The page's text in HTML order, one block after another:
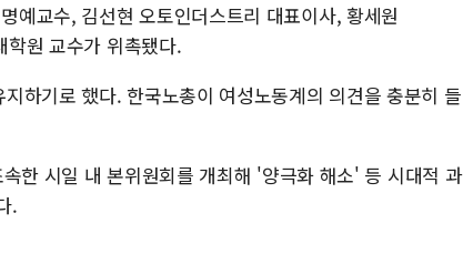
예교수, 김선현 오토인더스트리 대표이사, 황세원
원 교수가 위촉됐다.
하기로 했다. 한국노총이 여성노동계의 의견을 충분히 들
한 시일 내 본위원회를 개최해 '양극화 해소' 등 시대적 과
.